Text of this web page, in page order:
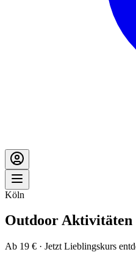
Köln
Outdoor Aktivitäten
Ab 19 € · Jetzt Lieblingskurs